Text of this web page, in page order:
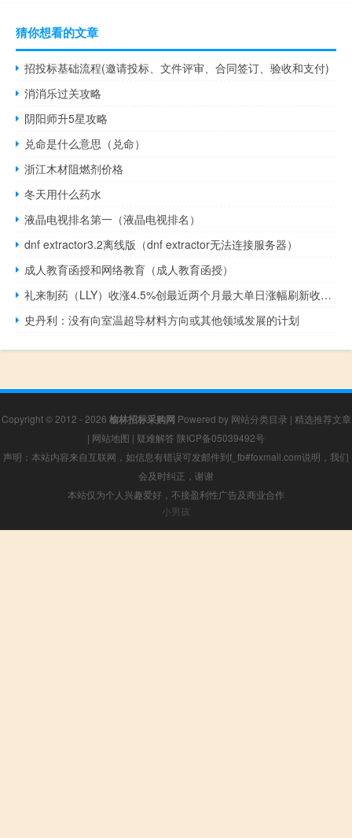
猜你想看的文章
招投标基础流程(邀请投标、文件评审、合同签订、验收和支付)
消消乐过关攻略
阴阳师升5星攻略
兑命是什么意思（兑命）
浙江木材阻燃剂价格
冬天用什么药水
液晶电视排名第一（液晶电视排名）
dnf extractor3.2离线版（dnf extractor无法连接服务器）
成人教育函授和网络教育（成人教育函授）
礼来制药（LLY）收涨4.5%创最近两个月最大单日涨幅刷新收盘历史新高
史丹利：没有向室温超导材料方向或其他领域发展的计划
Copyright © 2012 - 2026 榆林招标采购网 Powered by 网站分类目录 | 精选推荐文章
| 网站地图 | 疑难解答 陕ICP备05039492号
声明：本站内容来自互联网，如信息有错误可发邮件到f_fb#foxmail.com说明，我们
会及时纠正，谢谢
本站仅为个人兴趣爱好，不接盈利性广告及商业合作
小男孩